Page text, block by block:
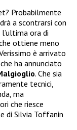
Probabilmente
a scontrarsi con
ora di
ottiene meno
è arrivato
ha annunciato
. Che sia
tecnici,
ma
che riesce
di Silvia Toffanin